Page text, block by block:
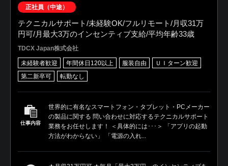
正社員（中途）
テクニカルサポート/未経験OK/フルリモート/月収31万
円可/月最大3万のインセンティブ支給/平均年齢33歳
TDCX Japan株式会社
未経験者歓迎 年間休日120以上 服装自由
ＵＩターン歓迎
第二新卒可
転勤なし
仕事内容
世界的に有名なスマートフォン・タブレット・PCメーカー
の製品に関する 問い合わせに対応するテクニカルサポート
業務をお任せします！ ＜具体的には･･･＞ 「アプリの起動
方法がわからない」 「電源の入れ...